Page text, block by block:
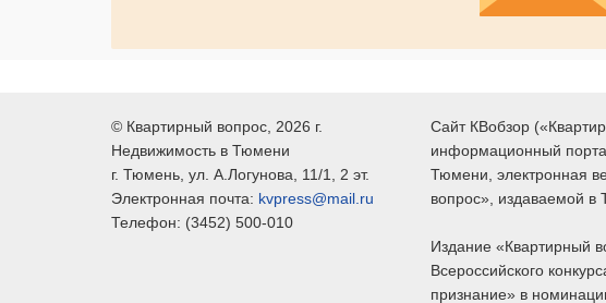
© Квартирный вопрос , 2026 г.
Недвижимость в Тюмени
г. Тюмень , ул. А.Логунова, 11/1, 2 эт.
Электронная почта: kvpress@mail.ru
Телефон: (3452) 500-010
Сайт КВобзор
информационный
Тюмени, электронная
вопрос», издаваемой в
Издание «Квартирный
Всероссийского
признание» в